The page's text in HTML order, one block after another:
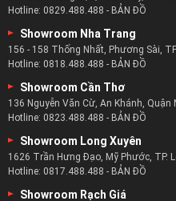
Hotline: 0829.488.488 - BẢN ĐỒ
Showroom Nha Trang
156 - 158 Thống Nhất, Phương Sài,
Hotline: 0818.488.488 - BẢN ĐỒ
Showroom Cần Thơ
136 Nguyễn Văn Cừ, An Khánh, Quận
Hotline: 0823.488.488 - BẢN ĐỒ
Showroom Long Xuyên
1626 Trần Hưng Đạo, Mỹ Phước, TP.
Hotline: 0817.488.488 - BẢN ĐỒ
Showroom Rạch Giá